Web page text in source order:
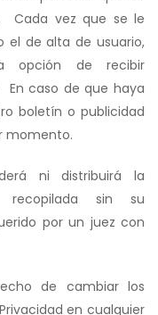
Cada vez que se le
el de alta de usuario,
opción de recibir
caso de que haya
boletín o publicidad
momento.
ni distribuirá la
recopilada sin su
por un juez con
de cambiar los
en cualquier